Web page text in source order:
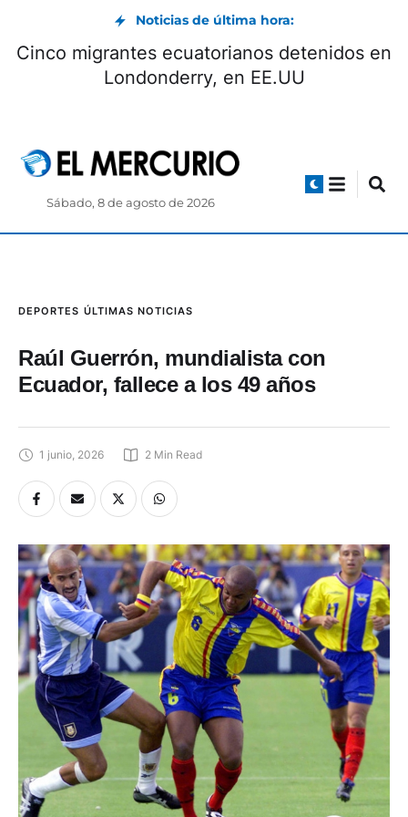
Noticias de última hora:
Cinco migrantes ecuatorianos detenidos en
Londonderry, en EE.UU
Sábado, 8 de agosto de 2026
DEPORTES ÚLTIMAS NOTICIAS
Raúl Guerrón, mundialista con
Ecuador, fallece a los 49 años
1 junio, 2026 2 Min Read